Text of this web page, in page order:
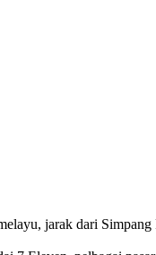
jarak dari Simpang